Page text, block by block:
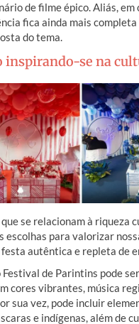
de filme épico. Aliás, em
fica ainda mais
do tema.
inspirando-se na
se relacionam à riqueza
escolhas para valorizar
autêntica e repleta de
Festival de Parintins pode
cores vibrantes, música
sua vez, pode incluir
e indígenas, além de